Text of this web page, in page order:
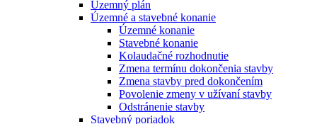
Územný plán
Územné a stavebné konanie
Územné konanie
Stavebné konanie
Kolaudačné rozhodnutie
Zmena termínu dokončenia stavby
Zmena stavby pred dokončením
Povolenie zmeny v užívaní stavby
Odstránenie stavby
Stavebný poriadok